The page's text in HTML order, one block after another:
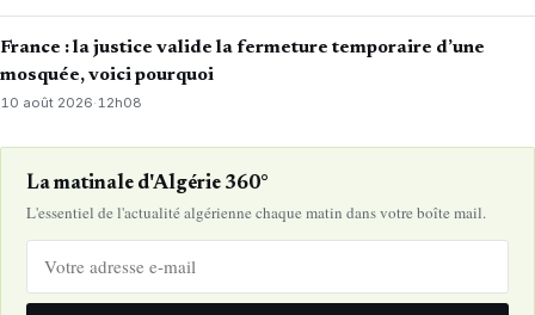
France : la justice valide la fermeture temporaire d’une
mosquée, voici pourquoi
10 août 2026·12h08
La matinale d'Algérie 360°
L'essentiel de l'actualité algérienne chaque matin dans votre boîte mail.